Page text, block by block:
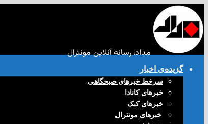
مداد، رسانه آنلاین مونترال
گزیده‌ی‌ اخبار
سرخط خبرهای صبحگاهی
خبرهای کانادا
خبرهای کبک
‌ خبرهای مونترال